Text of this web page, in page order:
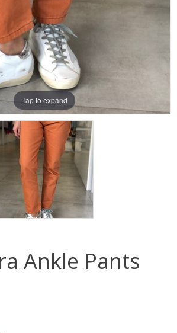
Tap to expand
Ankle Pants